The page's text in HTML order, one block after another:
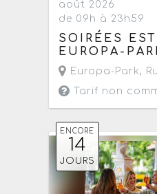
août 2026
de 09h à 23h59
SOIRÉES
EUROPA-
Europa-Park,
Tarif non
ENCORE
14
JOURS